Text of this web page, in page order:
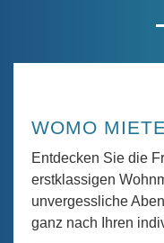
WOMO
Entdecken Sie die
erstklassigen
unvergessliche
ganz nach Ihren